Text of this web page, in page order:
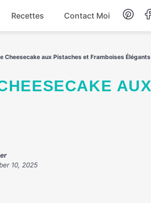
Recettes Contact Moi
Cheesecake aux Pistaches et Framboises Élégants
10, 2025